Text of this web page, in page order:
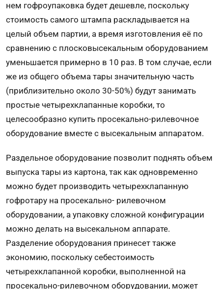
нем гофроупаковка будет дешевле, поскольку
стоимость самого штампа раскладывается на
целый объем партии, а время изготовления её по
сравнению с плосковысекальным оборудованием
уменьшается примерно в 10 раз. В том случае, если
же из общего объема тары значительную часть
(приблизительно около 30-50%) будут занимать
простые четырехклапанные коробки, то
целесообразно купить просекально-рилевочное
оборудование вместе с высекальным аппаратом.
Раздельное оборудование позволит поднять объем
выпуска тары из картона, так как одновременно
можно будет производить четырехклапанную
гофротару на просекально- рилевочном
оборудовании, а упаковку сложной конфигурации
можно делать на высекальном аппарате.
Разделение оборудования принесет также
экономию, поскольку себестоимость
четырехклапанной коробки, выполненной на
просекально-рилевочном оборудовании, может